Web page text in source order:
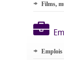
Films,
Emplois